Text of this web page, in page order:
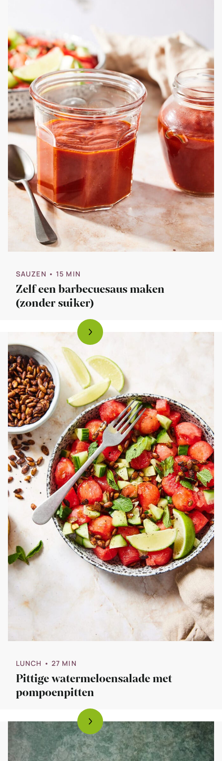
SAUZEN • 15 MIN
Zelf een barbecuesaus maken
(zonder suiker)
LUNCH • 27 MIN
Pittige watermeloensalade met
pompoenpitten